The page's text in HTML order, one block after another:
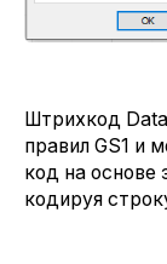
Штрихкод
правил GS1 и
код на основе
кодируя